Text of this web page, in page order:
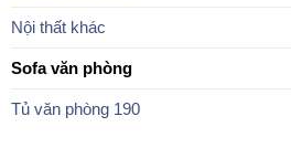
Nội thất khác
Sofa văn phòng
Tủ văn phòng 190